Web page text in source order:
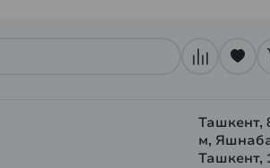
Ташкент,
м,
Ташкент,